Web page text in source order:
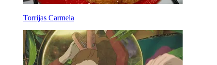
Torrijas Carmela